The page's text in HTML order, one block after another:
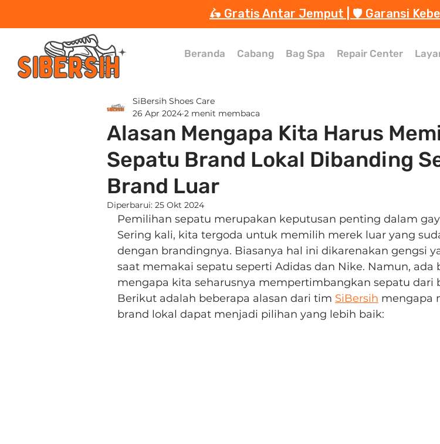
🛵 Gratis Antar Jemput | 🛡️ Garansi
Beranda Cabang Bag Spa Repair Center
Alasan Mengapa Kita Harus
Sepatu Brand Lokal Dibanding
Brand Luar
SiBersih Shoes Care
26 Apr 2024 2 menit membaca
Diperbarui: 25 Okt 2024
Pemilihan sepatu merupakan keputusan penting dalam
Sering kali, kita tergoda untuk memilih merek luar yang
dengan brandingnya. Biasanya hal ini dikarenakan gengsi
saat memakai sepatu seperti Adidas dan Nike. Namun, ada
mengapa kita seharusnya mempertimbangkan sepatu dari
Berikut adalah beberapa alasan dari tim SiBersih mengapa
brand lokal dapat menjadi pilihan yang lebih baik: